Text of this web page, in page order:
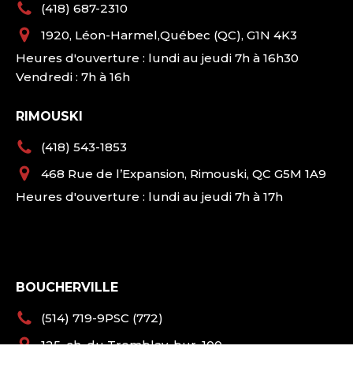
(418) 687-2310
1920, Léon-Harmel,Québec (QC), G1N 4K3
Heures d'ouverture : lundi au jeudi 7h à 16h30
Vendredi : 7h à 16h
RIMOUSKI
(418) 543-1853
468 Rue de l’Expansion, Rimouski, QC G5M 1A9
Heures d'ouverture : lundi au jeudi 7h à 17h
BOUCHERVILLE
(514) 719-9PSC (772)
125, ch. du Tremblay, bur. 100,